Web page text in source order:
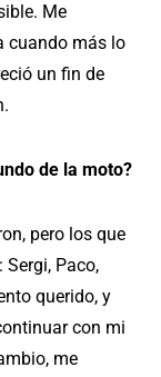
Me
cuando más lo
un fin de
de la moto?
pero los que
Paco,
querido, y
con mi
me